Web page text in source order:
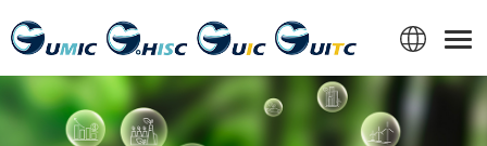
Cookies management panel